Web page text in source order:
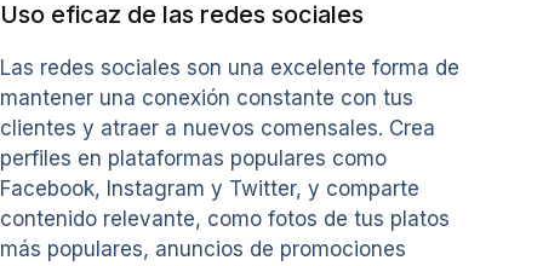
Uso eficaz de las redes sociales
Las redes sociales son una excelente forma de
mantener una conexión constante con tus
clientes y atraer a nuevos comensales. Crea
perfiles en plataformas populares como
Facebook, Instagram y Twitter, y comparte
contenido relevante, como fotos de tus platos
más populares, anuncios de promociones